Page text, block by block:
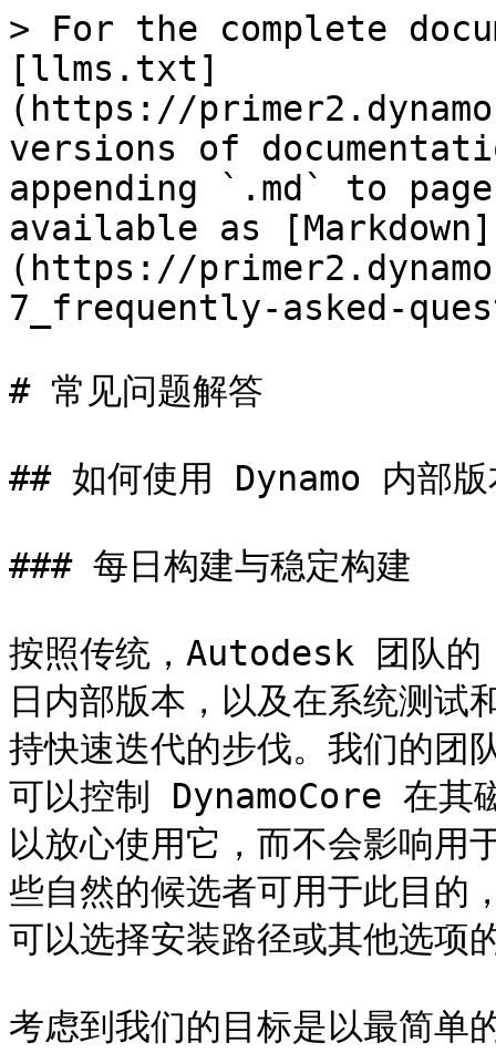
> For the complete
[llms.txt]
(https://
versions of
appending `.md` to
available as [Markdown]
(https://
7_frequently-asked-
# 常见问题解答
## 如何使用 Dynamo 内部版
### 每日构建与稳定构建
按照传统，Autodesk 团队的
日内部版本，以及在系统测试
持快速迭代的步伐。我们的团
可以控制 DynamoCore 在其
以放心使用它，而不会影响
些自然的候选者可用于此目
可以选择安装路径或其他选项
考虑到我们的目标是以最简单